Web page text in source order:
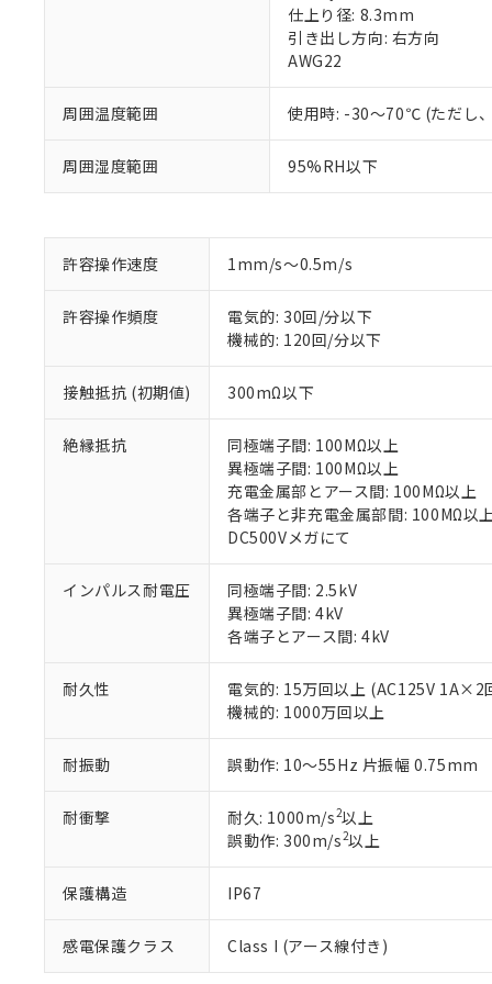
仕上り径: 8.3mm
引き出し方向: 右方向
AWG22
周囲温度範囲 使用時: -30～70℃ (ただし、
周囲湿度範囲 95%RH以下
許容操作速度 1mm/s～0.5m/s
許容操作頻度
電気的: 30回/分以下
機械的: 120回/分以下
接触抵抗 (初期値) 300mΩ以下
絶縁抵抗
同極端子間: 100MΩ以上
異極端子間: 100MΩ以上
充電金属部とアース間: 100MΩ以上
各端子と非充電金属部間: 100MΩ以
DC500Vメガにて
インパルス耐電圧
同極端子間: 2.5kV
異極端子間: 4kV
各端子とアース間: 4kV
耐久性
電気的: 15万回以上 (AC125V
機械的: 1000万回以上
耐振動 誤動作: 10～55Hz 片振幅 0.75mm
耐衝撃 耐久: 1000m/s2以上
誤動作: 300m/s2以上
保護構造 IP67
感電保護クラス Class I (アース線付き)
以下の条件をお読
本サービス
くものです。
在庫状況お
マイパーツ
ている必要が
お客様が当
対応予定：EU
対応予定なし：
調査・確認中：
仕入先様の事情に
があります。
*EU RoHS指令（10物質
鉛(Pb) 1000ppm以下、
六価クロム(Cr(Ⅵ))
フタル酸エステル類の
部品在庫の切り替
※3 非含有証明
下記の非含有証明
また、RoHS指令
混在することから
※1 中国
「○」：最大均質
「×」：最大均質
「－」：未確認で
Pb(鉛) :1000ppm、
Cr(Ⅵ)(六価クロム) :
DBP(フタル酸ジブチル
※2 環境保護使
「ｅ」：有害物質
味します。
「－」：未確認で
当社は、こ
う）を輸出
当社は規制
たしません。
記
説明
－
在庫な